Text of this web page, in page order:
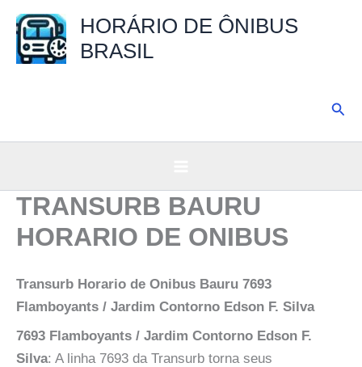
para
HORÁRIO DE ÔNIBUS
BRASIL
TRANSURB BAURU
HORARIO DE ONIBUS
Transurb Horario de Onibus Bauru 7693
Flamboyants / Jardim Contorno Edson F. Silva
7693 Flamboyants / Jardim Contorno Edson F.
Silva: A linha 7693 da Transurb torna seus